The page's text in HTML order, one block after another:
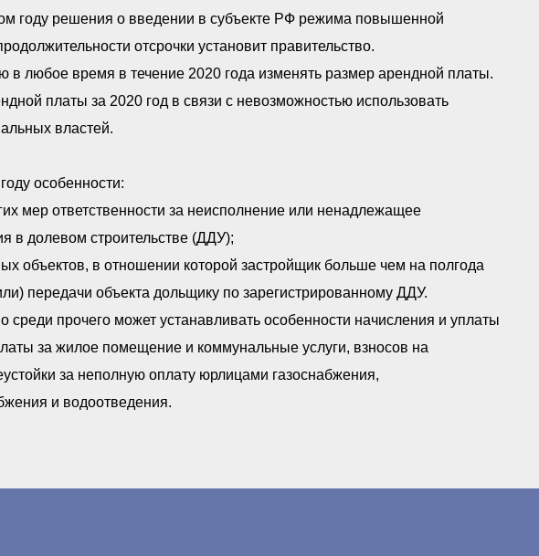
году решения о введении в субъекте РФ режима повышенной
отсрочки установит правительство.
в любое время в течение 2020 года изменять размер арендной платы.
платы за 2020 год в связи с невозможностью использовать
властей.
особенности:
мер ответственности за неисполнение или ненадлежащее
в долевом строительстве (ДДУ);
объектов, в отношении которой застройщик больше чем на полгода
передачи объекта дольщику по зарегистрированному ДДУ.
среди прочего может устанавливать особенности начисления и уплаты
за жилое помещение и коммунальные услуги, взносов на
за неполную оплату юрлицами газоснабжения,
и водоотведения.